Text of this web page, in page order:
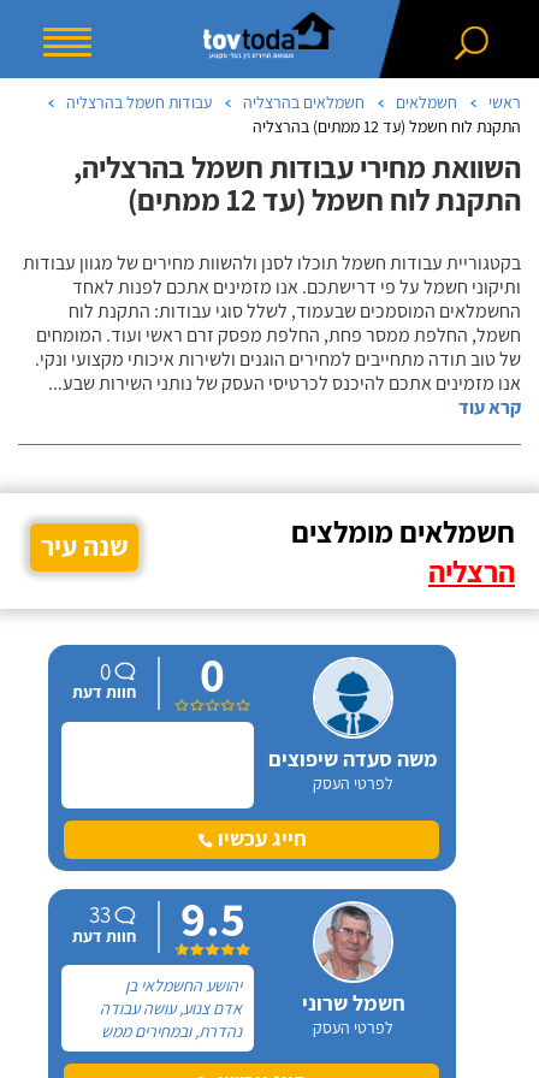
ראשי חשמלאים חשמלאים בהרצליה
עבודות חשמל בהרצליה
התקנת לוח חשמל (עד 12 ממתים) בהרצליה
השוואת מחירי עבודות חשמל בהרצליה,
התקנת לוח חשמל (עד 12 ממתים)
בקטגוריית עבודות חשמל תוכלו לסנן ולהשוות מחירים של מגוון עבודות
ותיקוני חשמל על פי דרישתכם. אנו מזמינים אתכם לפנות לאחד
החשמלאים המוסמכים שבעמוד, לשלל סוגי עבודות: התקנת לוח
חשמל, החלפת ממסר פחת, החלפת מפסק זרם ראשי ועוד. המומחים
של טוב תודה מתחייבים למחירים הוגנים ולשירות איכותי מקצועי ונקי.
אנו מזמינים אתכם להיכנס לכרטיסי העסק של נותני השירות שבע...
קרא עוד
חשמלאים מומלצים
הרצליה
שנה עיר
משה סעדה שיפוצים
לפרטי העסק
0
0
חוות דעת
חייג עכשיו
חשמל שרוני
לפרטי העסק
9.5
33
חוות דעת
יהושע החשמלאי בן
אדם צנוע, עושה עבודה
נהדרת, ובמחירים ממש
סבירים.